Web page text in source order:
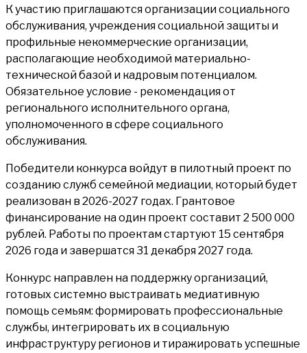
К участию приглашаются организации социального
обслуживания, учреждения социальной защиты и
профильные некоммерческие организации,
располагающие необходимой материально-
технической базой и кадровым потенциалом.
Обязательное условие - рекомендация от
регионального исполнительного органа,
уполномоченного в сфере социального
обслуживания.
Победители конкурса войдут в пилотный проект по
созданию служб семейной медиации, который будет
реализован в 2026-2027 годах. Грантовое
финансирование на один проект составит 2 500 000
рублей. Работы по проектам стартуют 15 сентября
2026 года и завершатся 31 декабря 2027 года.
Конкурс направлен на поддержку организаций,
готовых системно выстраивать медиативную
помощь семьям: формировать профессиональные
службы, интегрировать их в социальную
инфраструктуру регионов и тиражировать успешные